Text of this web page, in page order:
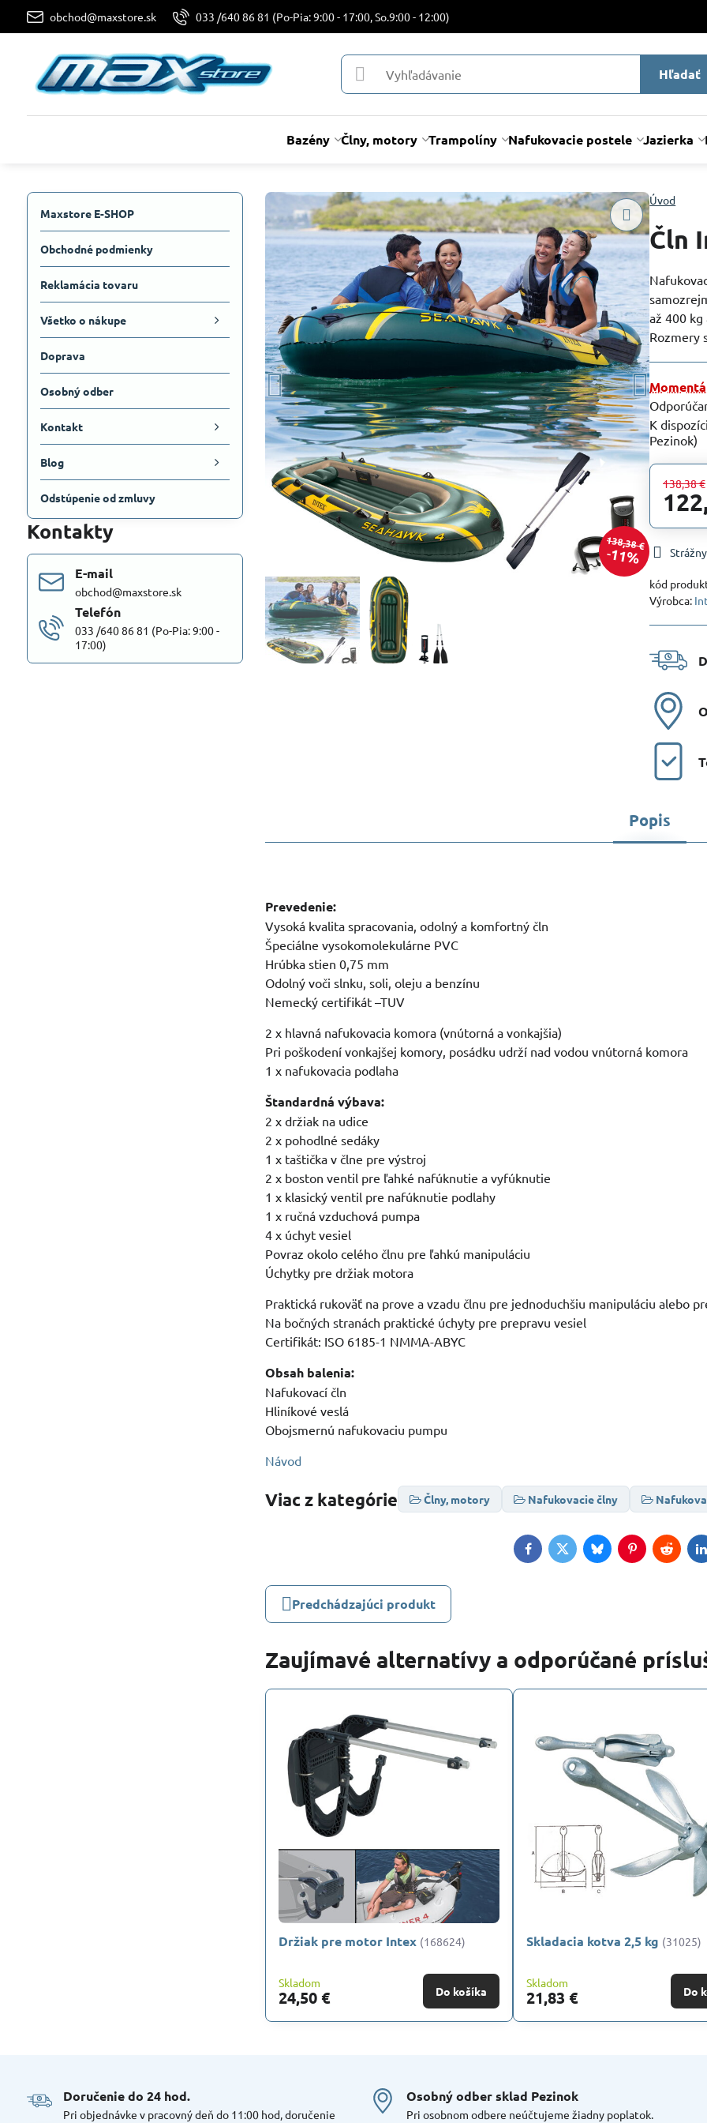
obchod@maxstore.sk 033 /640 86 81 (Po-Pia: 9:00 - 17:00, So.9:00 - 12:00)
Hľadať
Bazény Člny, motory Trampolíny Nafukovacie postele Jazierka
138,38 €
11%
Úvod
Čln
až 400
Rozmery
Pezinok)
138,38 €
kód
Výrobca:
Popis
Prevedenie:
Vysoká kvalita spracovania, odolný a komfortný čln
Špeciálne vysokomolekulárne PVC
Hrúbka stien 0,75 mm
Odolný voči slnku, soli, oleju a benzínu
Nemecký certifikát –TUV
2 x hlavná nafukovacia komora (vnútorná a vonkajšia)
Pri poškodení vonkajšej komory, posádku udrží nad vodou vnútorná komora
1 x nafukovacia podlaha
Štandardná výbava:
2 x držiak na udice
2 x pohodlné sedáky
1 x taštička v člne pre výstroj
2 x boston ventil pre ľahké nafúknutie a vyfúknutie
1 x klasický ventil pre nafúknutie podlahy
1 x ručná vzduchová pumpa
4 x úchyt vesiel
Povraz okolo celého člnu pre ľahkú manipuláciu
Úchytky pre držiak motora
Praktická rukoväť na prove a vzadu člnu pre jednoduchšiu manipuláciu alebo
Na bočných stranách praktické úchyty pre prepravu vesiel
Certifikát: ISO 6185-1 NMMA-ABYC
Obsah balenia:
Nafukovací čln
Hliníkové veslá
Obojsmernú nafukovaciu pumpu
Návod
Viac z kategórie Člny, motory Nafukovacie člny
FacebookTwitterBlueskyPinterestReddit
Predchádzajúci produkt
Zaujímavé alternatívy a odporúčané
Držiak pre motor Intex (168624)
Skladom
24,50 € Do košíka
Skladacia kotva 2,5 kg (31025)
Skladom
21,83 € Do
Maxstore E-SHOP
Obchodné podmienky
Reklamácia tovaru
Všetko o nákupe
Doprava
Osobný odber
Kontakt
Blog
Odstúpenie od zmluvy
Kontakty
E-mail
obchod@maxstore.sk
Telefón
033 /640 86 81 (Po-Pia: 9:00 -
17:00)
Doručenie do 24 hod​.
Pri objednávke v pracovný deň do 11:00 hod, doručenie
Osobný odber sklad Pezinok
Pri osobnom odbere neúčtujeme žiadny poplatok.